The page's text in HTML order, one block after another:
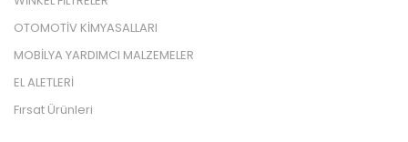
OTOMOTİV KİMYASALLARI
MOBİLYA YARDIMCI MALZEMELER
EL ALETLERİ
Fırsat Ürünleri